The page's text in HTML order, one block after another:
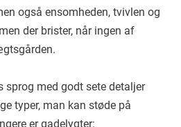
også ensomheden, tvivlen og
der brister, når ingen af
sprog med godt sete detaljer
typer, man kan støde på
er gadelygter: